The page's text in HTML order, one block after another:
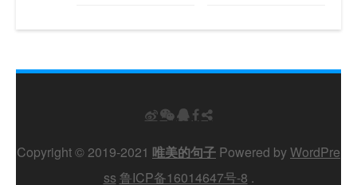
Copyright © 2019-2021 唯美的句子 Powered byWordPre
ss 鲁ICP备16014647号-8 .